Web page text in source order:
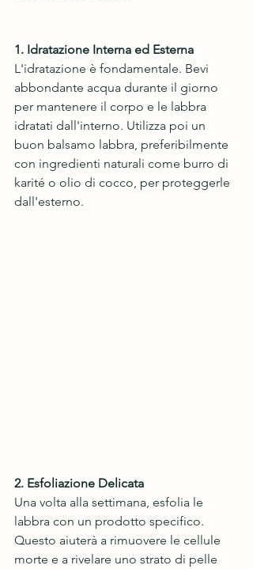
1. Idratazione Interna ed Esterna
L'idratazione è fondamentale. Bevi
abbondante acqua durante il giorno
per mantenere il corpo e le labbra
idratati dall'interno. Utilizza poi un
buon balsamo labbra, preferibilmente
con ingredienti naturali come burro di
karité o olio di cocco, per proteggerle
dall'esterno.
2. Esfoliazione Delicata
Una volta alla settimana, esfolia le
labbra con un prodotto specifico.
Questo aiuterà a rimuovere le cellule
morte e a rivelare uno strato di pelle